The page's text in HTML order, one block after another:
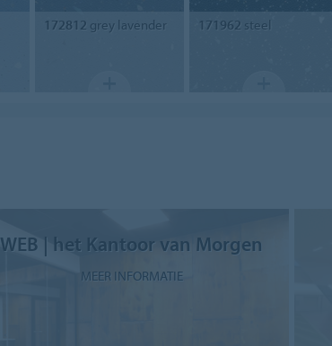
172812 grey lavender 171962 steel
WEB | het Kantoor van Morgen
MEER INFORMATIE